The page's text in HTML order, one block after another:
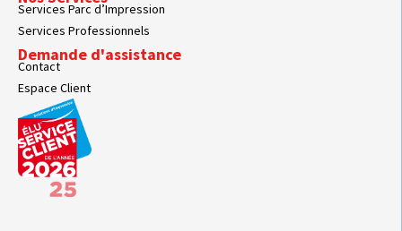
Services Parc d’Impression
Services Professionnels
Demande d'assistance
Contact
Espace Client